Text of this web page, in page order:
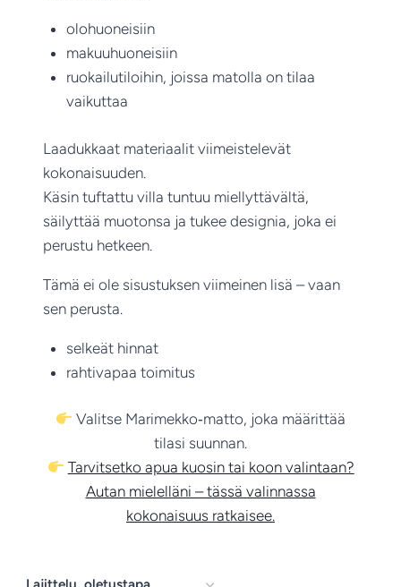
olohuoneisiin
makuuhuoneisiin
ruokailutiloihin, joissa matolla on tilaa
vaikuttaa
Laadukkaat materiaalit viimeistelevät
kokonaisuuden.
Käsin tuftattu villa tuntuu miellyttävältä,
säilyttää muotonsa ja tukee designia, joka ei
perustu hetkeen.
Tämä ei ole sisustuksen viimeinen lisä – vaan
sen perusta.
selkeät hinnat
rahtivapaa toimitus
Valitse Marimekko‑matto, joka määrittää
tilasi suunnan.
Tarvitsetko apua kuosin tai koon valintaan?
Autan mielelläni – tässä valinnassa
kokonaisuus ratkaisee.